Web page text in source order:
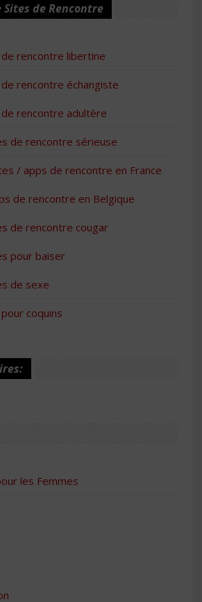
Sites de Rencontre
rencontre libertine
rencontre échangiste
rencontre adultère
de rencontre sérieuse
/ apps de rencontre en France
de rencontre en Belgique
de rencontre cougar
pour baiser
de sexe
coquins
les Femmes